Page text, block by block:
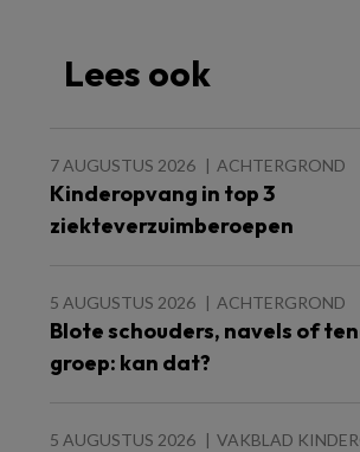
Lees ook
7 AUGUSTUS 2026 ACHTERGROND
Kinderopvang in top 3
ziekteverzuimberoepen
5 AUGUSTUS 2026 ACHTERGROND
Blote schouders, navels of
groep: kan dat?
5 AUGUSTUS 2026 VAKBLAD